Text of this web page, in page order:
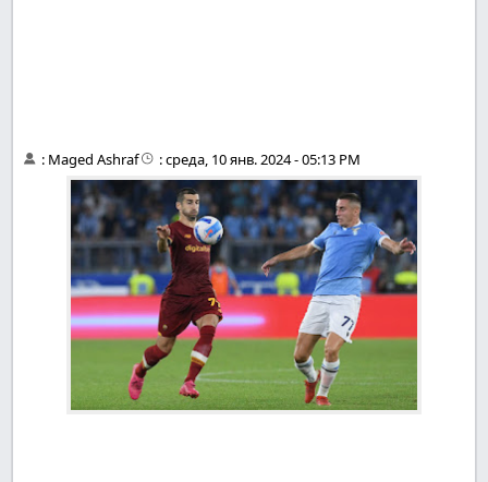
: Maged Ashraf :среда, 10 янв. 2024 - 05:13 PM